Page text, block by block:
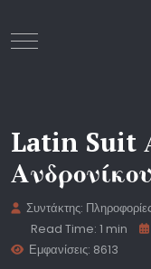
Mobile Menu Toggle
Latin Suit
Ανδρονίκου
Συντάκτης:
Read Time: 1 min
Εμφανίσεις: 8613